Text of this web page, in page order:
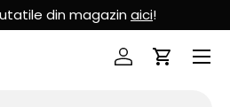
din magazin aici!
Logheaza-te
Cos de